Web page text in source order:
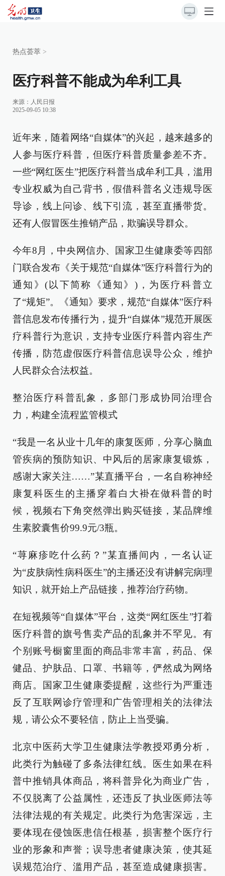
热点荟萃 >
医疗科普不能成为牟利工具
来源： 人民日报
2025-09-05 10:38
近年来，随着网络“自媒体”的兴起，越来越多的
人参与医疗科普，但医疗科普质量参差不齐。
一些“网红医生”把医疗科普当成牟利工具，滥用
专业权威为自己背书，假借科普名义违规导医
导诊，线上问诊、线下引流，甚至直播带货。
还有人假冒医生推销产品，欺骗误导群众。
今年8月，中央网信办、国家卫生健康委等四部
门联合发布《关于规范“自媒体”医疗科普行为的
通知》(以下简称《通知》)，为医疗科普立
了“规矩”。《通知》要求，规范“自媒体”医疗科
普信息发布传播行为，提升“自媒体”规范开展医
疗科普行为意识，支持专业医疗科普内容生产
传播，防范虚假医疗科普信息误导公众，维护
人民群众合法权益。
整治医疗科普乱象，多部门形成协同治理合
力，构建全流程监管模式
“我是一名从业十几年的康复医师，分享心脑血
管疾病的预防知识、中风后的居家康复锻炼，
感谢大家关注……”某直播平台，一名自称神经
康复科医生的主播穿着白大褂在做科普的时
候，视频右下角突然弹出购买链接，某品牌维
生素胶囊售价99.9元/3瓶。
“荨麻疹吃什么药？”某直播间内，一名认证
为“皮肤病性病科医生”的主播还没有讲解完病理
知识，就开始上产品链接，推荐治疗药物。
在短视频等“自媒体”平台，这类“网红医生”打着
医疗科普的旗号售卖产品的乱象并不罕见。有
个别账号橱窗里面的商品非常丰富，药品、保
健品、护肤品、口罩、书籍等，俨然成为网络
商店。国家卫生健康委提醒，这些行为严重违
反了互联网诊疗管理和广告管理相关的法律法
规，请公众不要轻信，防止上当受骗。
北京中医药大学卫生健康法学教授邓勇分析，
此类行为触碰了多条法律红线。医生如果在科
普中推销具体商品，将科普异化为商业广告，
不仅脱离了公益属性，还违反了执业医师法等
法律法规的有关规定。此类行为危害深远，主
要体现在侵蚀医患信任根基，损害整个医疗行
业的形象和声誉；误导患者健康决策，使其延
误规范治疗、滥用产品，甚至造成健康损害。